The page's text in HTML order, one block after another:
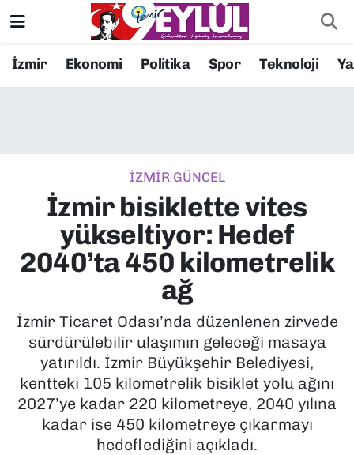
İzmir Ekonomi Politika Spor Teknoloji
İZMİR GÜNCEL
İzmir bisiklette vites
yükseltiyor: Hedef
2040’ta 450 kilometrelik
ağ
İzmir Ticaret Odası’nda düzenlenen zirvede
sürdürülebilir ulaşımın geleceği masaya
yatırıldı. İzmir Büyükşehir Belediyesi,
kentteki 105 kilometrelik bisiklet yolu ağını
2027’ye kadar 220 kilometreye, 2040 yılına
kadar ise 450 kilometreye çıkarmayı
hedeflediğini açıkladı.
Resmi İlanlar
EKONOMİ
KÜLTÜR SANAT
POLİTİKA
SAĞLIK
SPOR
Konak Nöbetçi Eczaneler
Süper Lig Puan Durumu ve Fikstür
Tüm Manşetler
Son Dakika Haberleri